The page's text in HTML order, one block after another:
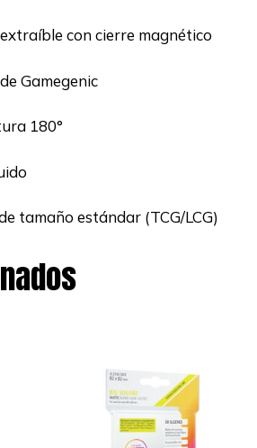
con cierre magnético
Gamegenic
180°
tamaño estándar (TCG/LCG)